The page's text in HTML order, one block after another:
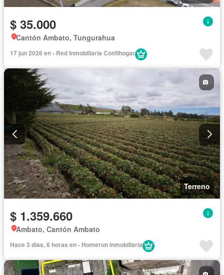
$ 35.000
Cantón Ambato, Tungurahua
17 jun 2026 en - Red Inmobiliaria Confihogar
Terreno
$ 1.359.660
Ambato, Cantón Ambato
Hace 3 días, 6 horas en - Homerun inmobiliaria